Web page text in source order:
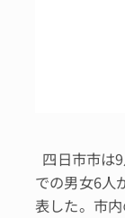
四日市市は
での男女6人
表した。市